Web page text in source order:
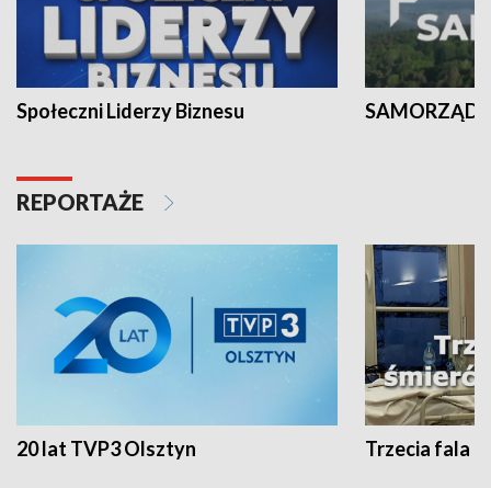
Społeczni Liderzy Biznesu SAMORZĄD
REPORTAŻE
20 lat TVP3 Olsztyn Trzecia fala -